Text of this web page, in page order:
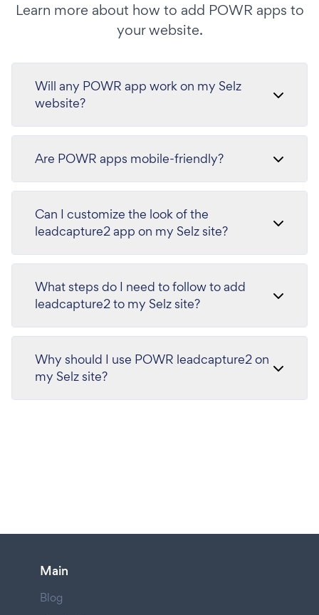
Learn more about how to add POWR apps to
your website.
Will any POWR app work on my Selz
website?
Are POWR apps mobile-friendly?
Can I customize the look of the
leadcapture2 app on my Selz site?
What steps do I need to follow to add
leadcapture2 to my Selz site?
Why should I use POWR leadcapture2 on
my Selz site?
Main
Blog